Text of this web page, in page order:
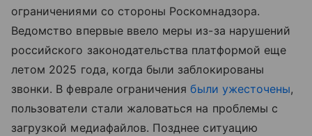
ограничениями со стороны Роскомнадзора.
Ведомство впервые ввело меры из-за нарушений
российского законодательства платформой еще
летом 2025 года, когда были заблокированы
звонки. В феврале ограничениябыли ужесточены,
пользователи стали жаловаться на проблемы с
загрузкой медиафайлов. Позднее ситуацию